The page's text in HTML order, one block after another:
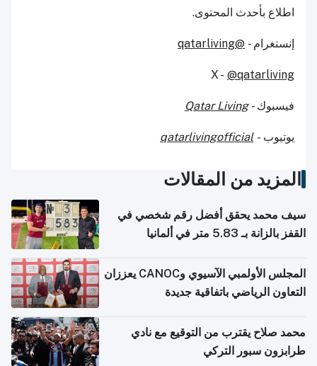
اطلاع بأحدث المحتوى.
إنستغرام - @qatarliving
X - @qatarliving
فيسبوك -Qatar Living
يوتيوب -
qatarlivingofficial
المزيد من المقالات
سيف محمد يحقق أفضل رقم شخصي في
القفز بالزانة بـ 5.83 متر في ألمانيا
المجلس الأولمبي الآسيوي وCANOC يعززان
التعاون الرياضي باتفاقية جديدة
محمد صلاح يقترب من التوقيع مع نادي
طرابزون سبور التركي